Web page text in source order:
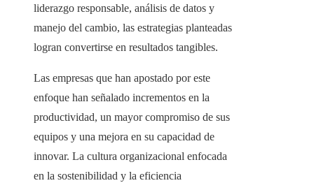
liderazgo responsable, análisis de datos y
manejo del cambio, las estrategias planteadas
logran convertirse en resultados tangibles.
Las empresas que han apostado por este
enfoque han señalado incrementos en la
productividad, un mayor compromiso de sus
equipos y una mejora en su capacidad de
innovar. La cultura organizacional enfocada
en la sostenibilidad y la eficiencia